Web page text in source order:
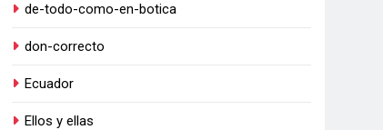
de-todo-como-en-botica
don-correcto
Ecuador
Ellos y ellas